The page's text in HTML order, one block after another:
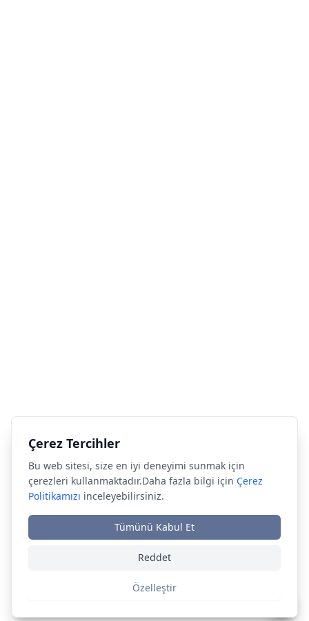
Çerez Tercihler
Bu web sitesi, size en iyi deneyimi sunmak için
çerezleri kullanmaktadır.Daha fazla bilgi için Çerez
Politikamızı inceleyebilirsiniz.
Tümünü Kabul Et
Reddet
Özelleştir
Çerez Tercihler
Bu web sitesi, size en iyi deneyimi sunmak için
çerezleri kullanmaktadır.Daha fazla bilgi için Çerez
Politikamızı inceleyebilirsiniz.
Tümünü Kabul Et
Reddet
Özelleştir